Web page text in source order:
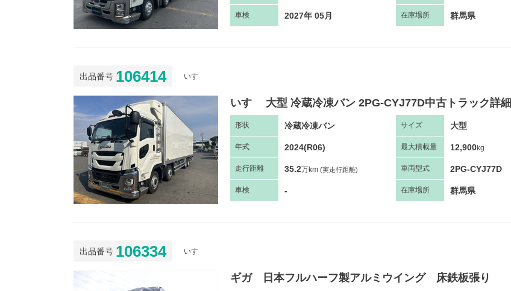
車検 2027年 05月 在庫場所 群馬県
出品番号 106414 いすゞ
いすゞ 大型 冷蔵冷凍バン 2PG-CYJ77D中古トラック詳細
形状 冷蔵冷凍バン サイズ 大型
年式 2024(R06) 最大積載量 12,900kg
走行距離 35.2万km (実走行距離) 車両型式 2PG-CYJ77D
車検 - 在庫場所 群馬県
出品番号 106334 いすゞ
ギガ 日本フルハーフ製アルミウイング 床鉄板張り